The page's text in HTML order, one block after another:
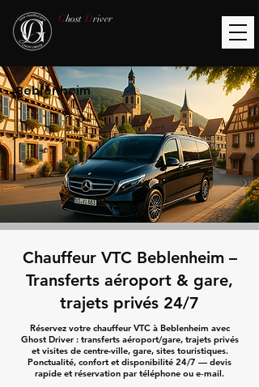
Ghost Driver
Beblenheim
Chauffeur VTC Beblenheim –
Transferts aéroport & gare,
trajets privés 24/7
Réservez votre chauffeur VTC à Beblenheim avec
Ghost Driver : transferts aéroport/gare, trajets privés
et visites de centre-ville, gare, sites touristiques.
Ponctualité, confort et disponibilité 24/7 — devis
rapide et réservation par téléphone ou e‑mail.